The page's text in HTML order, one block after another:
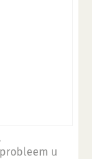
u